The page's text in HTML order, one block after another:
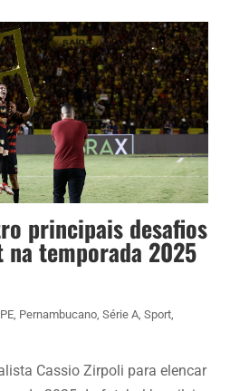
principais desafios
na temporada 2025
PE, Pernambucano, Série A, Sport,
Cassio Zirpoli para elencar